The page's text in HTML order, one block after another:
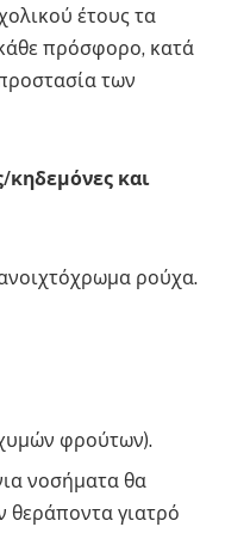
έτους τα
πρόσφορο, κατά
των
κηδεμόνες και
ρούχα.
φρούτων).
νοσήματα θα
θεράποντα γιατρό